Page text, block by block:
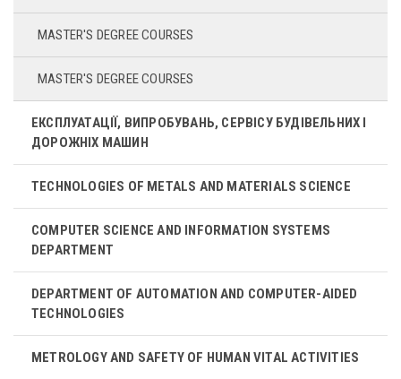
MASTER'S DEGREE COURSES
MASTER'S DEGREE COURSES
ЕКСПЛУАТАЦІЇ, ВИПРОБУВАНЬ, СЕРВІСУ БУДІВЕЛЬНИХ І
ДОРОЖНІХ МАШИН
TECHNOLOGIES OF METALS AND MATERIALS SCIENCE
COMPUTER SCIENCE AND INFORMATION SYSTEMS
DEPARTMENT
DEPARTMENT OF AUTOMATION AND COMPUTER-AIDED
TECHNOLOGIES
METROLOGY AND SAFETY OF HUMAN VITAL ACTIVITIES